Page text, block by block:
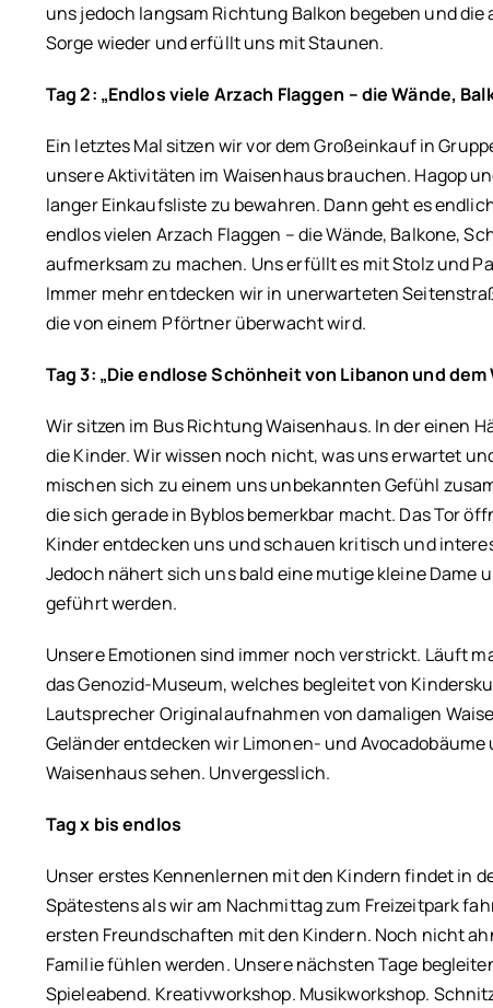
uns jedoch langsam Richtung Balkon begeben und
Sorge wieder und erfüllt uns mit Staunen.
Tag 2: „Endlos viele Arzach Flaggen – die Wände,
Ein letztes Mal sitzen wir vor dem Großeinkauf in
unsere Aktivitäten im Waisenhaus brauchen. Hagop
langer Einkaufsliste zu bewahren. Dann geht es
endlos vielen Arzach Flaggen – die Wände, Balkone,
aufmerksam zu machen. Uns erfüllt es mit Stolz und
Immer mehr entdecken wir in unerwarteten
die von einem Pförtner überwacht wird.
Tag 3: „Die endlose Schönheit von Libanon und dem
Wir sitzen im Bus Richtung Waisenhaus. In der einen
die Kinder. Wir wissen noch nicht, was uns erwartet
mischen sich zu einem uns unbekannten Gefühl
die sich gerade in Byblos bemerkbar macht. Das Tor
Kinder entdecken uns und schauen kritisch und
Jedoch nähert sich uns bald eine mutige kleine Dame
geführt werden.
Unsere Emotionen sind immer noch verstrickt. Läuft
das Genozid-Museum, welches begleitet von
Lautsprecher Originalaufnahmen von damaligen
Geländer entdecken wir Limonen- und
Waisenhaus sehen. Unvergesslich.
Tag x bis endlos
Unser erstes Kennenlernen mit den Kindern findet in
Spätestens als wir am Nachmittag zum Freizeitpark
ersten Freundschaften mit den Kindern. Noch nicht
Familie fühlen werden. Unsere nächsten Tage
Spieleabend. Kreativworkshop. Musikworkshop.